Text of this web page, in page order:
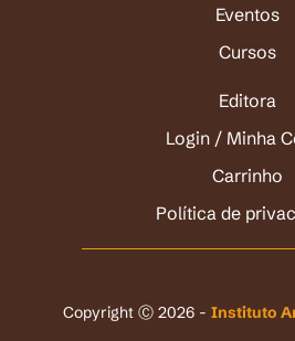
Eventos
Cursos
Editora
Login / Minha
Carrinho
Política de
Copyright Ⓒ 2026 - Instituto